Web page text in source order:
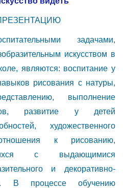
задачами,
искусством в
являются: воспитание у
рисования с натуры,
выполнение
развитие у детей
художественного
к рисованию,
с выдающимися
и декоративно-
В процессе обучению